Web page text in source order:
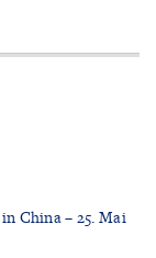
China – 25. Mai